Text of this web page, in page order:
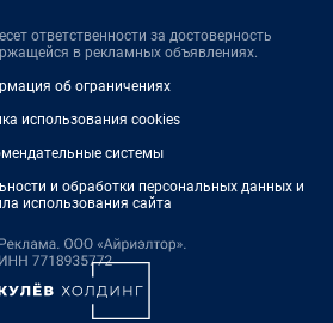
ответственности за достоверность
в рекламных объявлениях.
об ограничениях
использования cookies
системы
и обработки персональных данных и
использования сайта